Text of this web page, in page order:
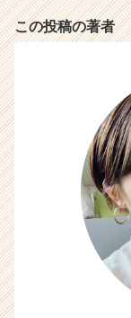
この投稿の著者